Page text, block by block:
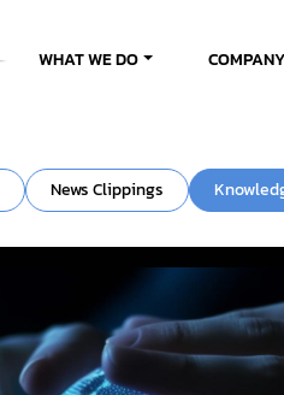
WHAT WE DO COMPANY
News Clippings